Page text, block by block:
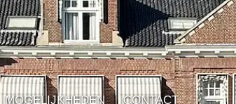
MOGELIJKHEDEN CONTACT